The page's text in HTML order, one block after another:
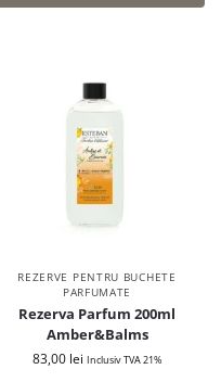
REZERVE PENTRU BUCHETE
PARFUMATE
Rezerva Parfum 200ml
Amber&Balms
83,00 lei Inclusiv TVA 21%